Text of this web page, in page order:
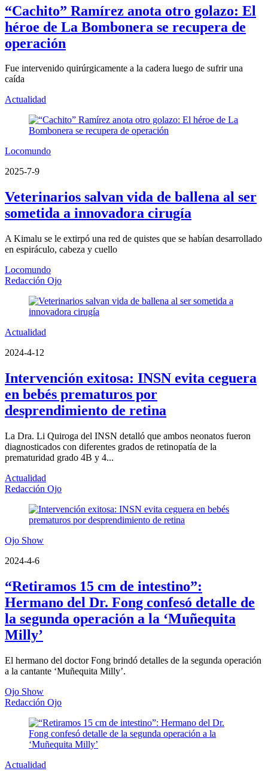
“Cachito” Ramírez anota otro golazo: El
héroe de La Bombonera se recupera de
operación
Fue intervenido quirúrgicamente a la cadera luego de sufrir una
caída
Actualidad
Locomundo
2025-7-9
Veterinarios salvan vida de ballena al ser
sometida a innovadora cirugía
A Kimalu se le extirpó una red de quistes que se habían desarrollado
en espiráculo, cabeza y cuello
Locomundo
Redacción Ojo
Actualidad
2024-4-12
Intervención exitosa: INSN evita ceguera
en bebés prematuros por
desprendimiento de retina
La Dra. Li Quiroga del INSN detalló que ambos neonatos fueron
diagnosticados con diferentes grados de retinopatía de la
prematuridad grado 4B y 4...
Actualidad
Redacción Ojo
Ojo Show
2024-4-6
“Retiramos 15 cm de intestino”:
Hermano del Dr. Fong confesó detalle de
la segunda operación a la ‘Muñequita
Milly’
El hermano del doctor Fong brindó detalles de la segunda operación
a la cantante ‘Muñequita Milly’.
Ojo Show
Redacción Ojo
Actualidad